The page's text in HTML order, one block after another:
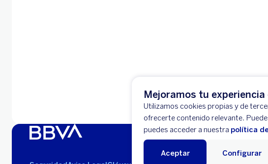
Mejoramos tu experiencia
Utilizamos cookies propias y de
ofrecerte contenido relevante.
puedes acceder a nuestra política
Aceptar Configurar